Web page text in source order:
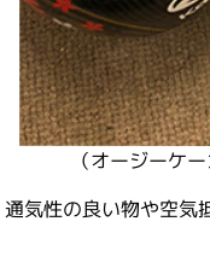
（オージーケ
気性の良い物や空